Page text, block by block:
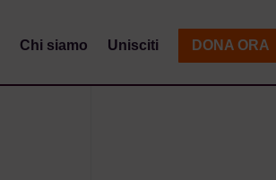
Chi siamo Unisciti DONA ORA